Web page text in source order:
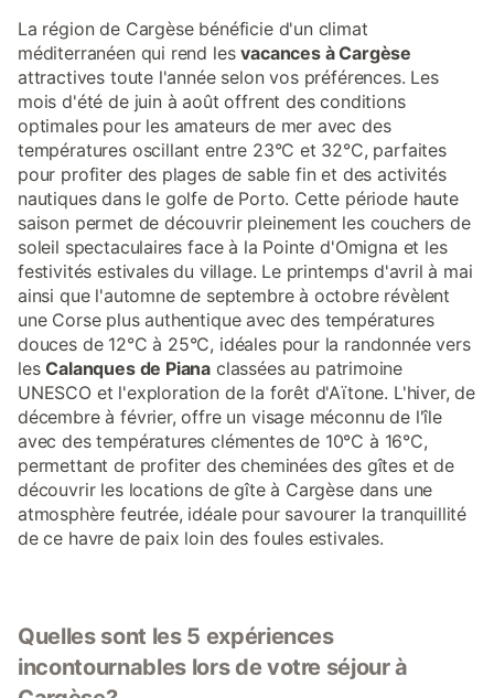
La région de Cargèse bénéficie d'un climat
méditerranéen qui rend lesvacances à Cargèse
attractives toute l'année selon vos préférences. Les
mois d'été de juin à août offrent des conditions
optimales pour les amateurs de mer avec des
températures oscillant entre 23°C et 32°C, parfaites
pour profiter des plages de sable fin et des activités
nautiques dans le golfe de Porto. Cette période haute
saison permet de découvrir pleinement les couchers de
soleil spectaculaires face à la Pointe d'Omigna et les
festivités estivales du village. Le printemps d'avril à mai
ainsi que l'automne de septembre à octobre révèlent
une Corse plus authentique avec des températures
douces de 12°C à 25°C, idéales pour la randonnée vers
lesCalanques de Piana classées au patrimoine
UNESCO et l'exploration de la forêt d'Aïtone. L'hiver, de
décembre à février, offre un visage méconnu de l'île
avec des températures clémentes de 10°C à 16°C,
permettant de profiter des cheminées des gîtes et de
découvrir les locations de gîte à Cargèse dans une
atmosphère feutrée, idéale pour savourer la tranquillité
de ce havre de paix loin des foules estivales.
Quelles sont les 5 expériences
incontournables lors de votre séjour à